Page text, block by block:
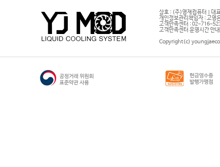
상호 : (주)영재컴퓨터 | 대
개인정보관리책임자 : 고영
고객만족센터 : 02-716-
고객만족센터 운영시간 안
Copyright(c)